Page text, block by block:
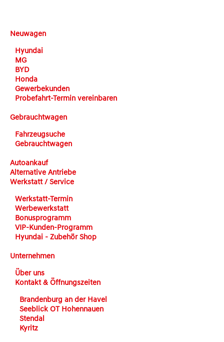
Neuwagen
Hyundai
MG
BYD
Honda
Gewerbekunden
Probefahrt-Termin vereinbaren
Gebrauchtwagen
Fahrzeugsuche
Gebrauchtwagen
Autoankauf
Alternative Antriebe
Werkstatt / Service
Werkstatt-Termin
Werbewerkstatt
Bonusprogramm
VIP-Kunden-Programm
Hyundai - Zubehör Shop
Unternehmen
Über uns
Kontakt & Öffnungszeiten
Brandenburg an der Havel
Seeblick OT Hohennauen
Stendal
Kyritz